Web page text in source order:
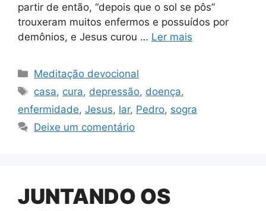
partir de então, “depois que o sol se pôs”
trouxeram muitos enfermos e possuídos por
demônios, e Jesus curou … Ler mais
Categorias
Meditação devocional
Tags
casa, cura, depressão, doença,
enfermidade, Jesus, lar, Pedro, sogra
Deixe um comentário
JUNTANDO OS